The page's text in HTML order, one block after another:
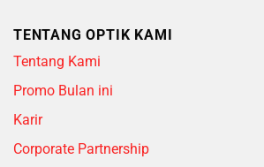
TENTANG OPTIK KAMI
Tentang Kami
Promo Bulan ini
Karir
Corporate Partnership